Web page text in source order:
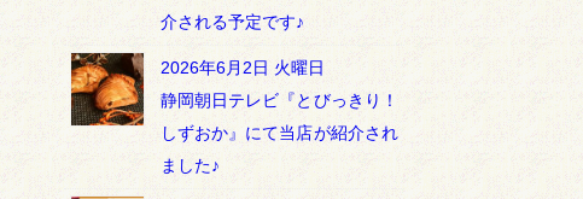
介される予定です♪
2026年6月2日 火曜日
静岡朝日テレビ『とびっきり！
しずおか』にて当店が紹介され
ました♪